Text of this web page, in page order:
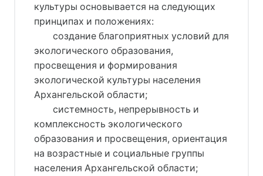
культуры основывается на следующих
принципах и положениях:
создание благоприятных условий для
экологического образования,
просвещения и формирования
экологической культуры населения
Архангельской области;
системность, непрерывность и
комплексность экологического
образования и просвещения, ориентация
на возрастные и социальные группы
населения Архангельской области;